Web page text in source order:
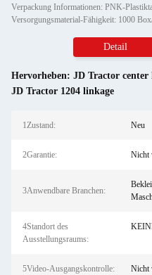
Verpackung Informationen: PNK-
Versorgungsmaterial-Fähigkeit: 1000
Detail
Hervorheben: JD Tractor center
JD Tractor 1204 linkage
1Zustand: Neu
2Garantie: Nicht
3Anwendbare Branchen:
4Standort des
Ausstellungsraums:
5Video-Ausgangskontrolle: Nicht